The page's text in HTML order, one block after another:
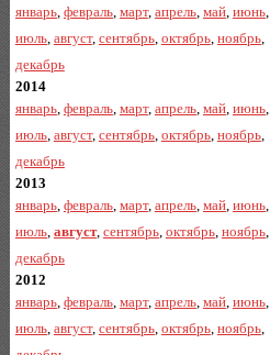
январь, февраль, март, апрель, май, июнь,
июль, август, сентябрь, октябрь, ноябрь,
декабрь
2014
январь, февраль, март, апрель, май, июнь,
июль, август, сентябрь, октябрь, ноябрь,
декабрь
2013
январь, февраль, март, апрель, май, июнь,
июль, август, сентябрь, октябрь, ноябрь,
декабрь
2012
январь, февраль, март, апрель, май, июнь,
июль, август, сентябрь, октябрь, ноябрь,